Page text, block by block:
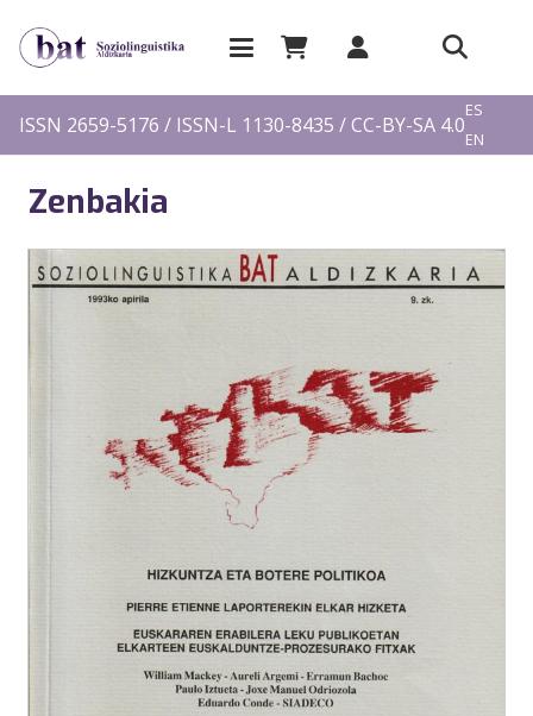
ISSN 2659-5176 / ISSN-L 1130-8435 / CC-BY-SA 4.0
ES
EN
Zenbakia